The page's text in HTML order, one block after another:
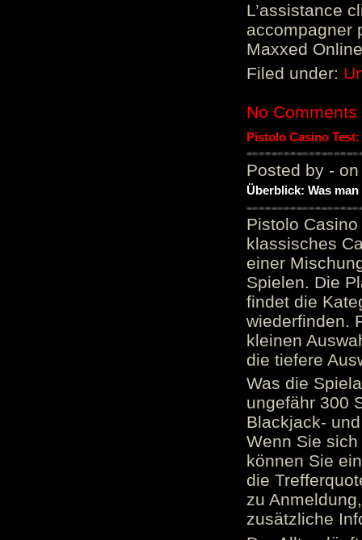
L’assistance
accompagner
Maxxed
Filed under:
No Comments
Pistolo Casino
Posted by - on
Überblick: Was
Pistolo
klassisches
einer
Spielen. Die
findet die
wiederfinden.
kleinen
die tiefere
Was die
ungefähr 300
Blackjack-
Wenn Sie
können Sie
die
zu
zusätzliche